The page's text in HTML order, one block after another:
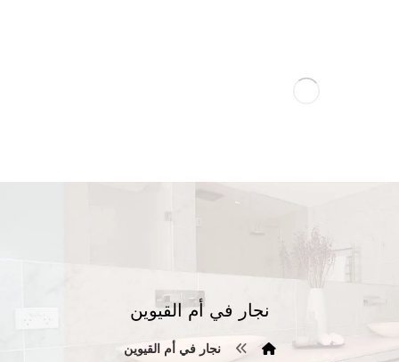
نجار في أم القيوين
نجار في أم القيوين